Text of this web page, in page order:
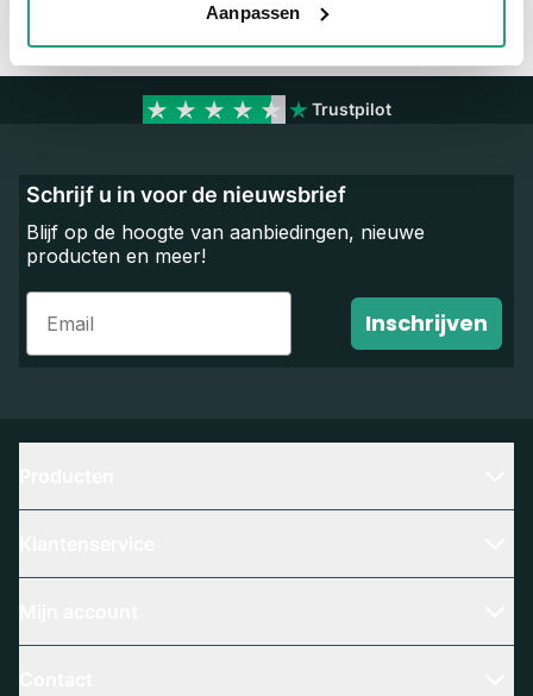
Aanpassen
Trustpilot
Schrijf u in voor de nieuwsbrief
Blijf op de hoogte van aanbiedingen, nieuwe
producten en meer!
Email
Inschrijven